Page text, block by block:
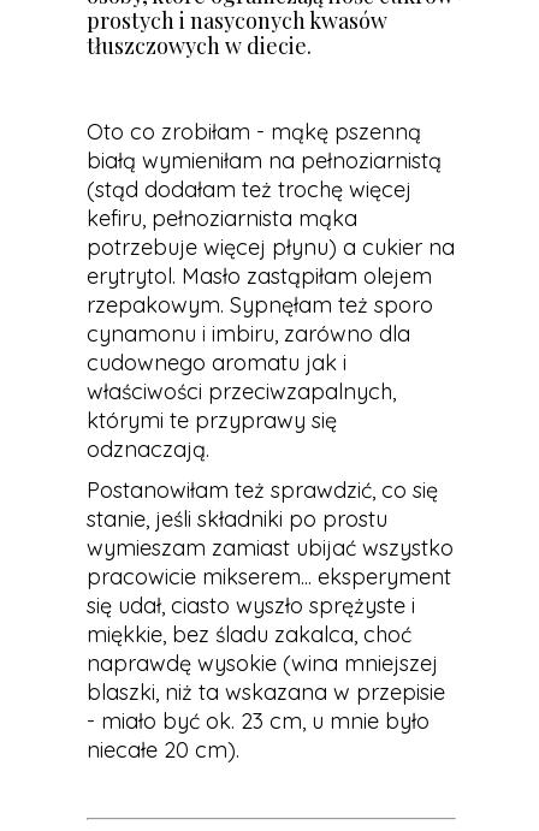
prostych i nasyconych kwasów
tłuszczowych w diecie.
Oto co zrobiłam - mąkę pszenną
białą wymieniłam na pełnoziarnistą
(stąd dodałam też trochę więcej
kefiru, pełnoziarnista mąka
potrzebuje więcej płynu) a cukier na
erytrytol. Masło zastąpiłam olejem
rzepakowym. Sypnęłam też sporo
cynamonu i imbiru, zarówno dla
cudownego aromatu jak i
właściwości przeciwzapalnych,
którymi te przyprawy się
odznaczają.
Postanowiłam też sprawdzić, co się
stanie, jeśli składniki po prostu
wymieszam zamiast ubijać wszystko
pracowicie mikserem... eksperyment
się udał, ciasto wyszło sprężyste i
miękkie, bez śladu zakalca, choć
naprawdę wysokie (wina mniejszej
blaszki, niż ta wskazana w przepisie
- miało być ok. 23 cm, u mnie było
niecałe 20 cm).